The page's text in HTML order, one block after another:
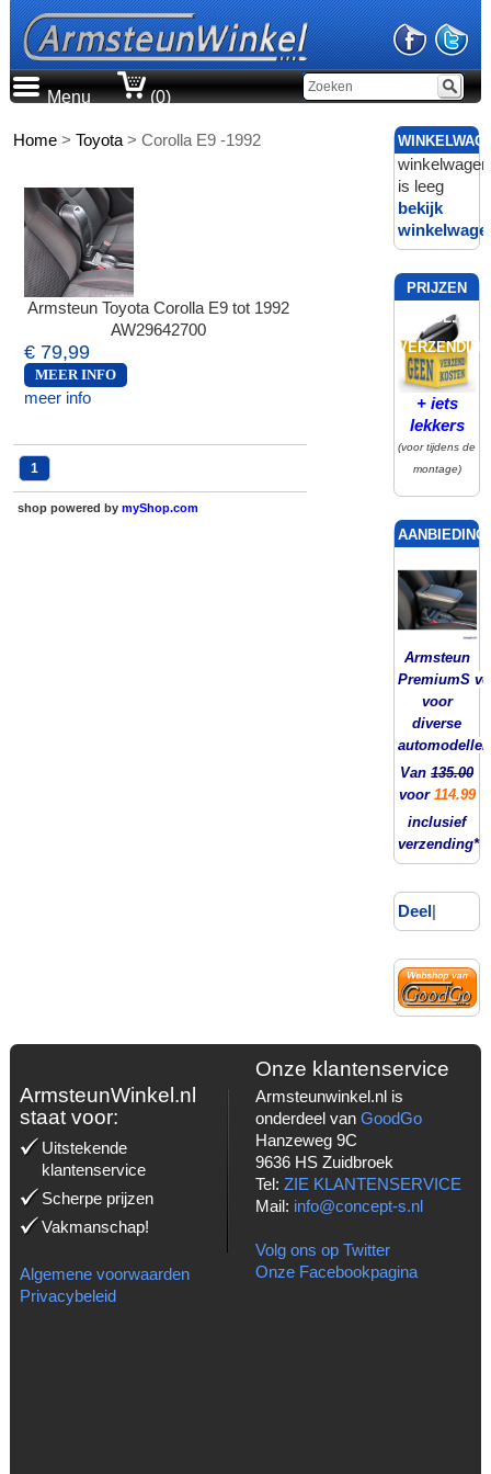
Menu (0)
Home> Toyota> Corolla E9 -1992
Armsteun Toyota Corolla E9 tot 1992
AW29642700
€ 79,99
MEER INFO
meer info
1
shop powered by myShop.com
winkelwagen
is leeg
bekijk
PRIJZEN
INCL.
VERZENDING
+ iets
lekkers
(voor tijdens de
montage)
Armsteun
PremiumS
voor
diverse
automodellen
Van135.00
voor 114.99
inclusief
verzending*
Deel|
ArmsteunWinkel.nl
staat voor:
Uitstekende
klantenservice
Scherpe prijzen
Vakmanschap!
Algemene voorwaarden
Privacybeleid
Onze klantenservice
Armsteunwinkel.nl is
onderdeel van GoodGo
Hanzeweg 9C
9636 HS Zuidbroek
Tel: ZIE KLANTENSERVICE
Mail: info@concept-s.nl
Volg ons op Twitter
Onze Facebookpagina